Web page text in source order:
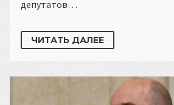
депутатов…
ЧИТАТЬ ДАЛЕЕ